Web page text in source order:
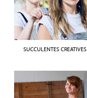
SUCCULENTES CREATIVES